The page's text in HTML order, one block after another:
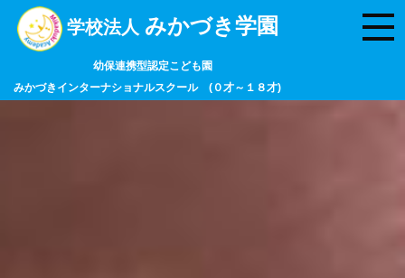
学校法人 みかづき学園
幼保連携型認定こども園
みかづきインターナショナルスクール (０才～１８才)